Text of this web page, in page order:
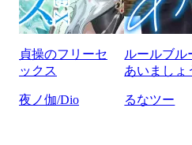
貞操のフリーセ
ックス
夜ノ伽/Dio
ルールブル
あいましょ
るなツー